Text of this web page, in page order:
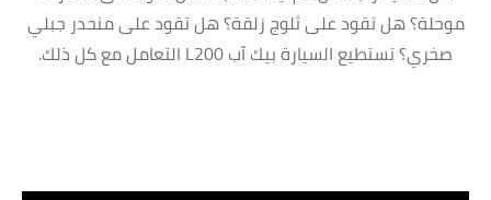
موحلة؟ هل تقود على ثلوج زلقة؟ هل تقود على منحدر جبلي
صخري؟ تستطيع السيارة بيك آب L200 التعامل مع كل ذلك.